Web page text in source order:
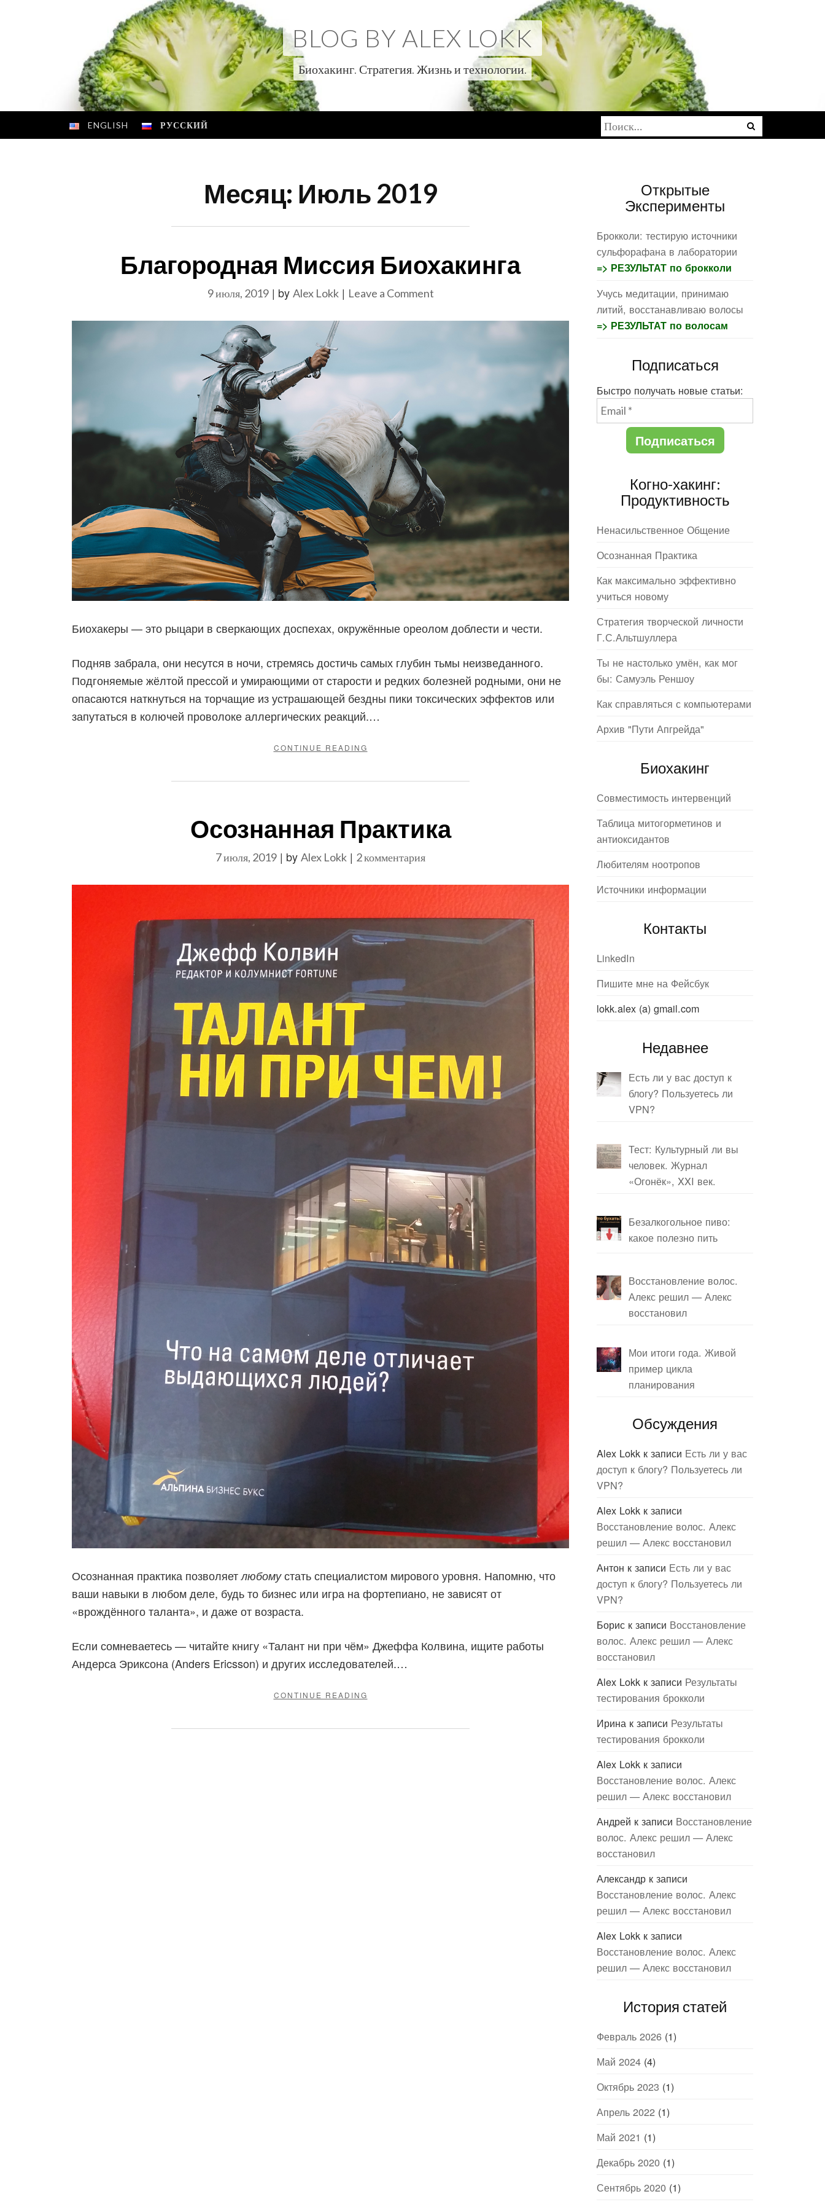
BLOG BY ALEX LOKK
Биохакинг. Стратегия. Жизнь и технологии.
ENGLISH РУССКИЙ Найти:
Месяц: Июль 2019
Благородная Миссия Биохакинга
9 июля, 2019| by Alex Lokk| Leave a Commenton
Биохакеры — это рыцари в сверкающих доспехах, окружённые ореолом доблести и чести.
Подняв забрала, они несутся в ночи, стремясь достичь самых глубин тьмы неизведанного.
Подгоняемые жёлтой прессой и умирающими от старости и редких болезней родными, они не
опасаются наткнуться на торчащие из устрашающей бездны пики токсических эффектов или
запутаться в колючей проволоке аллергических реакций.…
CONTINUE READING
Осознанная Практика
7 июля, 2019 | by Alex Lokk | 2 комментарияк
Осознанная практика позволяетлюбомустать специалистом мирового уровня. Напомню, что
ваши навыки в любом деле, будь то бизнес или игра на фортепиано, не зависят от
«врождённого таланта», и даже от возраста.
Если сомневаетесь — читайте книгу «Талант ни при чём» Джеффа Колвина, ищите работы
Андерса Эриксона (Anders Ericsson) и других исследователей.…
CONTINUE READING
Открытые
Эксперименты
Брокколи: тестирую источники
сульфорафана в лаборатории
=> РЕЗУЛЬТАТ по брокколи
Учусь медитации, принимаю
литий, восстанавливаю волосы
=> РЕЗУЛЬТАТ по волосам
Подписаться
Быстро получать новые статьи:
Когно-хакинг:
Продуктивность
Ненасильственное Общение
Осознанная Практика
Как максимально эффективно
учиться новому
Стратегия творческой личности
Г.С.Альтшуллера
Ты не настолько умён, как мог
бы: Самуэль Реншоу
Как справляться с компьютерами
Архив "Пути Апгрейда"
Биохакинг
Совместимость интервенций
Таблица митогорметинов и
антиоксидантов
Любителям ноотропов
Источники информации
Контакты
LinkedIn
Пишите мне на Фейсбук
lokk.alex (a) gmail.com
Недавнее
Есть ли у вас доступ к
блогу? Пользуетесь ли
VPN?
Тест: Культурный ли вы
человек. Журнал
«Огонёк», XXI век.
Безалкогольное пиво:
какое полезно пить
Восстановление волос.
Алекс решил — Алекс
восстановил
Мои итоги года. Живой
пример цикла
планирования
Обсуждения
Alex Lokk к записи Есть ли у вас
доступ к блогу? Пользуетесь ли
VPN?
Alex Lokk к записи
Восстановление волос. Алекс
решил — Алекс восстановил
Антон к записи Есть ли у вас
доступ к блогу? Пользуетесь ли
VPN?
Борис к записи Восстановление
волос. Алекс решил — Алекс
восстановил
Alex Lokk к записи Результаты
тестирования брокколи
Ирина к записи Результаты
тестирования брокколи
Alex Lokk к записи
Восстановление волос. Алекс
решил — Алекс восстановил
Андрей к записи Восстановление
волос. Алекс решил — Алекс
восстановил
Александр к записи
Восстановление волос. Алекс
решил — Алекс восстановил
Alex Lokk к записи
Восстановление волос. Алекс
решил — Алекс восстановил
История статей
Февраль 2026 (1)
Май 2024 (4)
Октябрь 2023 (1)
Апрель 2022 (1)
Май 2021 (1)
Декабрь 2020 (1)
Сентябрь 2020 (1)